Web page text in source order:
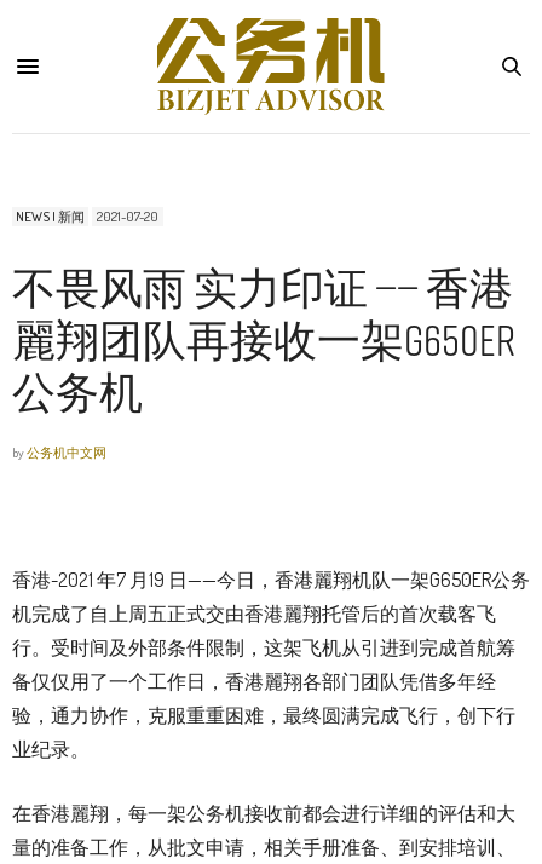
NEWS | 新闻 2021-07-20
不畏风雨 实力印证 —— 香港
麗翔团队再接收一架G650ER
公务机
by公务机中文网
香港-2021 年7 月19 日——今日，香港麗翔机队一架G650ER公务
机完成了自上周五正式交由香港麗翔托管后的首次载客飞
行。受时间及外部条件限制，这架飞机从引进到完成首航筹
备仅仅用了一个工作日，香港麗翔各部门团队凭借多年经
验，通力协作，克服重重困难，最终圆满完成飞行，创下行
业纪录。
在香港麗翔，每一架公务机接收前都会进行详细的评估和大
量的准备工作，从批文申请，相关手册准备、到安排培训、